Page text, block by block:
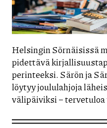
Helsingin Sörnäisissä
pidettävä
perinteeksi. Särön ja
löytyy joululahjoja
välipäiviksi –